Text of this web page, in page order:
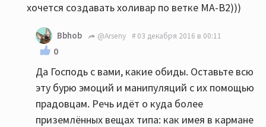
хочется создавать холивар по ветке МА-B2)))
Bbhob @Arseny 03 декабря 2016 в 00:11
0
Да Господь с вами, какие обиды. Оставьте всю
эту бурю эмоций и манипуляций с их помощью
прадовцам. Речь идёт о куда более
приземлённых вещах типа: как имея в кармане